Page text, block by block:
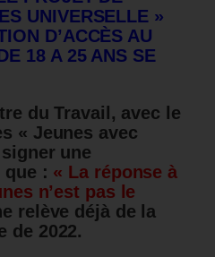
UNIVERSELLE »
D’ACCÈS AU
18 A 25 ANS SE
du Travail, avec le
« Jeunes avec
une
: « La réponse à
n’est pas le
relève déjà de la
de 2022.